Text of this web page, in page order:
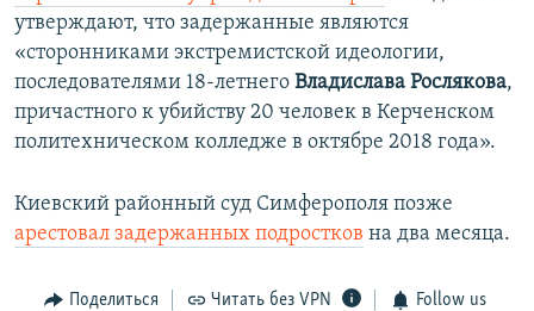
утверждают, что задержанные являются
«сторонниками экстремистской идеологии,
последователями 18-летнего Владислава Рослякова,
причастного к убийству 20 человек в Керченском
политехническом колледже в октябре 2018 года».
Киевский районный суд Симферополя позже
арестовал задержанных подростков на два месяца.
Поделиться Читать без VPN Follow us